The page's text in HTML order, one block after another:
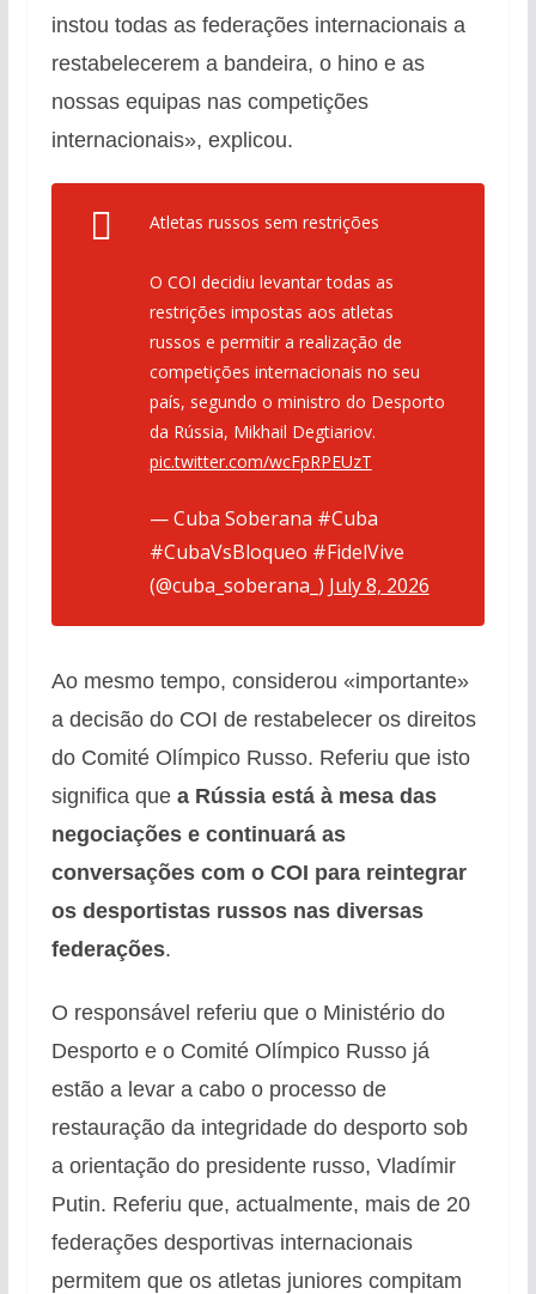
instou todas as federações internacionais a
restabelecerem a bandeira, o hino e as
nossas equipas nas competições
internacionais», explicou.
Atletas russos sem restrições
O COI decidiu levantar todas as
restrições impostas aos atletas
russos e permitir a realização de
competições internacionais no seu
país, segundo o ministro do Desporto
da Rússia, Mikhail Degtiariov.
pic.twitter.com/wcFpRPEUzT
— Cuba Soberana #Cuba
#CubaVsBloqueo #FidelVive
(@cuba_soberana_) July 8, 2026
Ao mesmo tempo, considerou «importante»
a decisão do COI de restabelecer os direitos
do Comité Olímpico Russo. Referiu que isto
significa que a Rússia está à mesa das
negociações e continuará as
conversações com o COI para reintegrar
os desportistas russos nas diversas
federações.
O responsável referiu que o Ministério do
Desporto e o Comité Olímpico Russo já
estão a levar a cabo o processo de
restauração da integridade do desporto sob
a orientação do presidente russo, Vladímir
Putin. Referiu que, actualmente, mais de 20
federações desportivas internacionais
permitem que os atletas juniores compitam